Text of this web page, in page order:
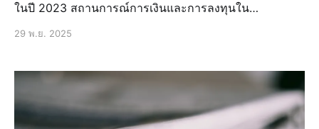
ในปี 2023 สถานการณ์การเงินและการลงทุนใน
การเปลี่ยนแปลงอย่างต่อเนื่อง โดยมีปัจจัยหลายประการที่ส่ง
ผลกระทบต่อตลาดหุ้น เช่
29 พ.ย. 2025